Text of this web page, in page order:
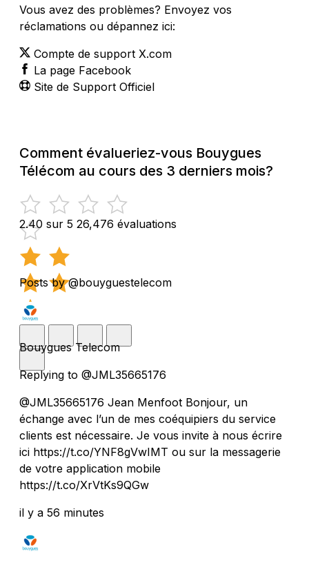
Vous avez des problèmes? Envoyez vos
réclamations ou dépannez ici:
Compte de support X.com
La page Facebook
Site de Support Officiel
Comment évalueriez-vous Bouygues
Télécom au cours des 3 derniers mois?
2.40 sur 5 26,476 évaluations
Posts by @bouyguestelecom
Bouygues Telecom
Replying to @JML35665176
@JML35665176 Jean Menfoot Bonjour, un
échange avec l’un de mes coéquipiers du service
clients est nécessaire. Je vous invite à nous écrire
ici https://t.co/YNF8gVwIMT ou sur la messagerie
de votre application mobile
https://t.co/XrVtKs9QGw
il y a 56 minutes